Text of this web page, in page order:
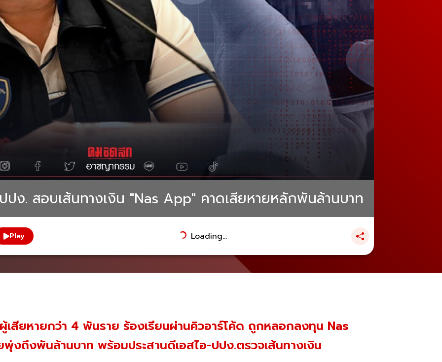
ปปง. สอบเส้นทางเงิน "Nas App" คาดเสียหายหลักพันล้านบาท
Play Loading...
เสียหายกว่า 4 พันราย ร้องเรียนผ่านคิวอาร์โค้ด ถูกหลอกลงทุน Nas
งถึงพันล้านบาท พร้อมประสานดีเอสไอ-ปปง.ตรวจเส้นทางเงิน